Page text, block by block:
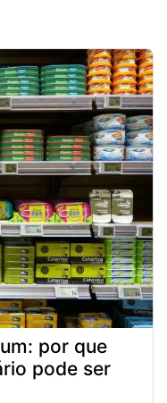
por que
pode ser